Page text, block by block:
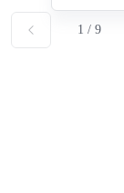
1 / 9